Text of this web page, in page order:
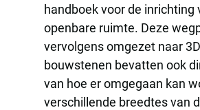
handboek voor de inrichting
openbare ruimte. Deze
vervolgens omgezet naar
bouwstenen bevatten ook
van hoe er omgegaan kan
verschillende breedtes van